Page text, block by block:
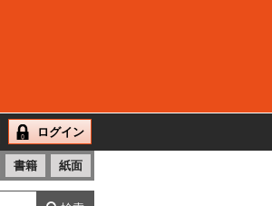
ログイン
書籍 紙面